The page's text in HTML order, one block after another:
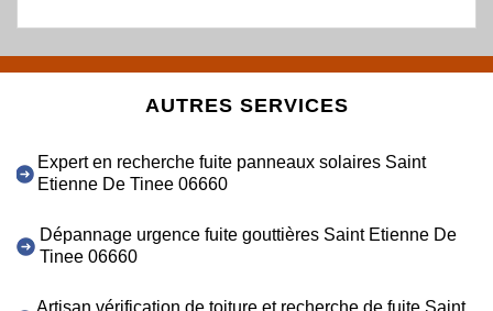
AUTRES SERVICES
Expert en recherche fuite panneaux solaires Saint
Etienne De Tinee 06660
Dépannage urgence fuite gouttières Saint Etienne De
Tinee 06660
Artisan vérification de toiture et recherche de fuite Saint